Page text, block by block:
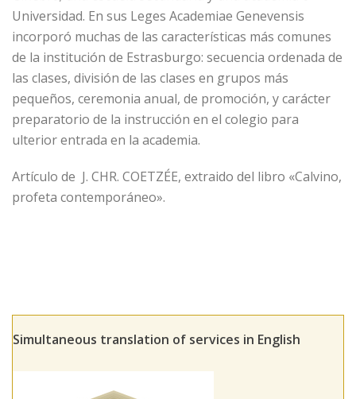
Universidad. En sus Leges Academiae Genevensis
incorporó muchas de las características más comunes
de la institución de Estrasburgo: secuencia ordenada de
las clases, división de las clases en grupos más
pequeños, ceremonia anual, de promoción, y carácter
preparatorio de la instrucción en el colegio para
ulterior entrada en la academia.
Artículo de J. CHR. COETZÉE, extraido del libro «Calvino,
profeta contemporáneo».
Simultaneous translation of services in English